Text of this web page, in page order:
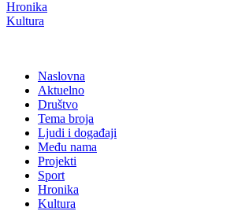
Hronika
Kultura
Naslovna
Aktuelno
Društvo
Tema broja
Ljudi i događaji
Među nama
Projekti
Sport
Hronika
Kultura